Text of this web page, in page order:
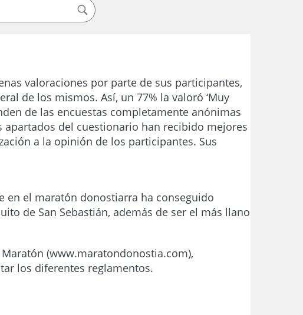
valoraciones por parte de sus participantes,
de los mismos. Así, un 77% la valoró ‘Muy
de las encuestas completamente anónimas
del cuestionario han recibido mejores
a la opinión de los participantes. Sus
en el maratón donostiarra ha conseguido
de San Sebastián, además de ser el más llano
(www.maratondonostia.com),
los diferentes reglamentos.